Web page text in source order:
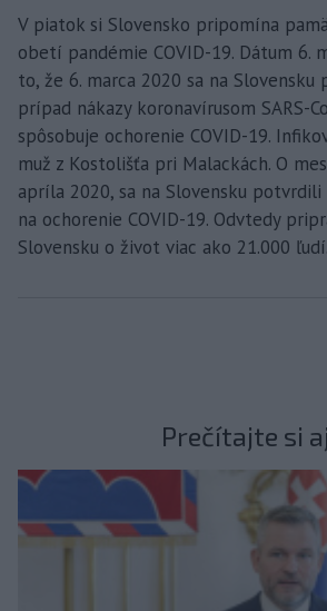
V piatok si Slovensko pripomína
obetí pandémie COVID-19. Dátum 6.
to, že 6. marca 2020 sa na
prípad nákazy koronavírusom SARS-
spôsobuje ochorenie COVID-19.
muž z Kostolišťa pri Malackách. O
apríla 2020, sa na Slovensku
na ochorenie COVID-19. Odvtedy
Slovensku o život viac ako 21.000 ľudí.
Prečítajte si